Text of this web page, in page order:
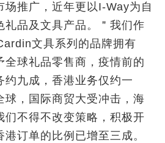
场推广，近年更以I-Way为自
礼品及文具产品。＂我们作
文具系列的品牌拥有
全球礼品零售商，疫情前的
约九成，香港业务仅约一
球，国际商贸大受冲击，海
们不得不改变策略，积极开
订单的比例已增至三成。